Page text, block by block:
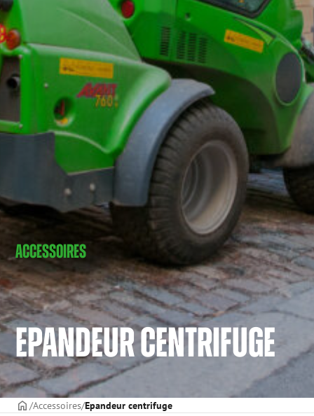
ACCESSOIRES
EPANDEUR CENTRIFUGE
PAGE DE COUVERTURE
Accessoires Epandeur centrifuge